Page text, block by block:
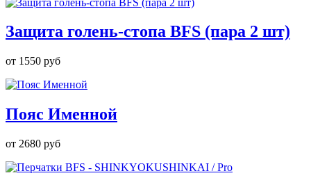
Защита голень-стопа BFS (пара 2 шт)
от 1550 руб
Пояс Именной
от 2680 руб